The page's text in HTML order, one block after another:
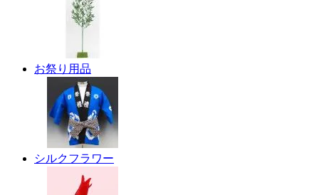
お祭り用品
シルクフラワー